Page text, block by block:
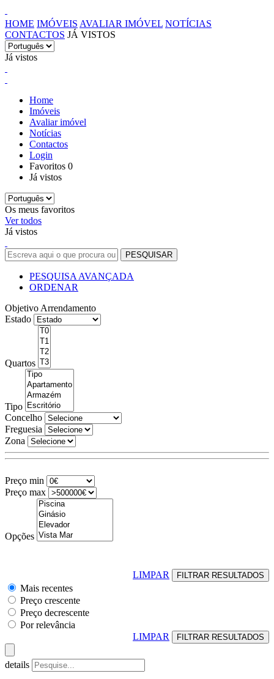
HOME IMÓVEIS AVALIAR IMÓVEL NOTÍCIAS
CONTACTOS JÁ VISTOS
Já vistos
Home
Imóveis
Avaliar imóvel
Notícias
Contactos
Login
Favoritos 0
Já vistos
Os meus favoritos
Ver todos
Já vistos
PESQUISA AVANÇADA
ORDENAR
Objetivo Arrendamento
Estado
Quartos
Tipo
Concelho
Freguesia
Zona
Preço min
Preço max
Opções
LIMPAR
Mais recentes
Preço crescente
Preço decrescente
Por relevância
LIMPAR
details